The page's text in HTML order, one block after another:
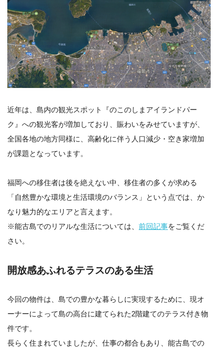
近年は、島内の観光スポット『のこのしまアイランドパー
ク』への観光客が増加しており、賑わいをみせていますが、
全国各地の地方同様に、高齢化に伴う人口減少・空き家増加
が課題となっています。
福岡への移住者は後を絶えない中、移住者の多くが求める
「自然豊かな環境と生活環境のバランス」という点では、か
なり魅力的なエリアと言えます。
※能古島でのリアルな生活については、 前回記事をご覧くだ
さい。
開放感あふれるテラスのある生活
今回の物件は、島での豊かな暮らしに実現するために、現オ
ーナーによって島の高台に建てられた2階建てのテラス付き物
件です。
長らく住まれていましたが、仕事の都合もあり、能古島での